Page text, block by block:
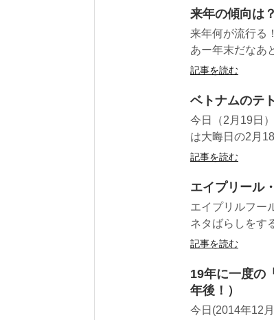
来年の傾向は
来年何が流行る
あー年末だなあ
記事を読む
ベトナムのテ
今日（2月19日
は大晦日の2月
記事を読む
エイプリール
エイプリルフー
ネタばらしをす
記事を読む
19年に一度の
年後！）
今日(2014年12